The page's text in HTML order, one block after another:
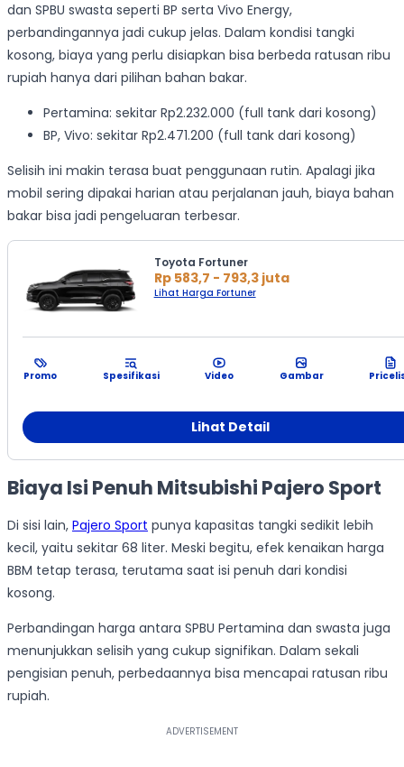
dan SPBU swasta seperti BP serta Vivo Energy,
perbandingannya jadi cukup jelas. Dalam kondisi tangki
kosong, biaya yang perlu disiapkan bisa berbeda ratusan ribu
rupiah hanya dari pilihan bahan bakar.
Pertamina: sekitar Rp2.232.000 (full tank dari kosong)
BP, Vivo: sekitar Rp2.471.200 (full tank dari kosong)
Selisih ini makin terasa buat penggunaan rutin. Apalagi jika
mobil sering dipakai harian atau perjalanan jauh, biaya bahan
bakar bisa jadi pengeluaran terbesar.
Toyota Fortuner
Rp 583,7 - 793,3 juta
Lihat Harga Fortuner
Promo Spesifikasi Video Gambar
Lihat Detail
Biaya Isi Penuh Mitsubishi Pajero Sport
Di sisi lain, Pajero Sport punya kapasitas tangki sedikit lebih
kecil, yaitu sekitar 68 liter. Meski begitu, efek kenaikan harga
BBM tetap terasa, terutama saat isi penuh dari kondisi
kosong.
Perbandingan harga antara SPBU Pertamina dan swasta juga
menunjukkan selisih yang cukup signifikan. Dalam sekali
pengisian penuh, perbedaannya bisa mencapai ratusan ribu
rupiah.